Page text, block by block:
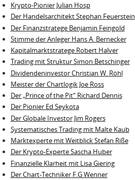
Krypto-Pionier Julian Hosp
Der Handelsarchitekt Stephan Feuerstein
Der Finanzstratege Benjamin Feingold
Stimme der Anleger Hans A. Bernecker
Kapitalmarktstratege Robert Halver
Trading mit Struktur Simon Betschinger
Dividendeninvestor Christian W. Röhl
Meister der Chartlogik Joe Ross
Der „Prince of the Pit“ Richard Dennis
Der Pionier Ed Seykota
Der Globale Investor Jim Rogers
Systematisches Trading mit Malte Kaub
Marktexperte mit Weitblick Stefan Riße
Der Krypto-Experte Sascha Huber
Finanzielle Klarheit mit Lisa Giering
Der Chart-Techniker F.G Wenner